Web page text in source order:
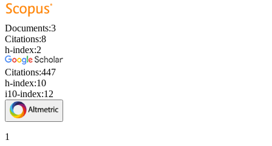
Documents:3
Citations:8
h-index:2
Citations:447
h-index:10
i10-index:12
1